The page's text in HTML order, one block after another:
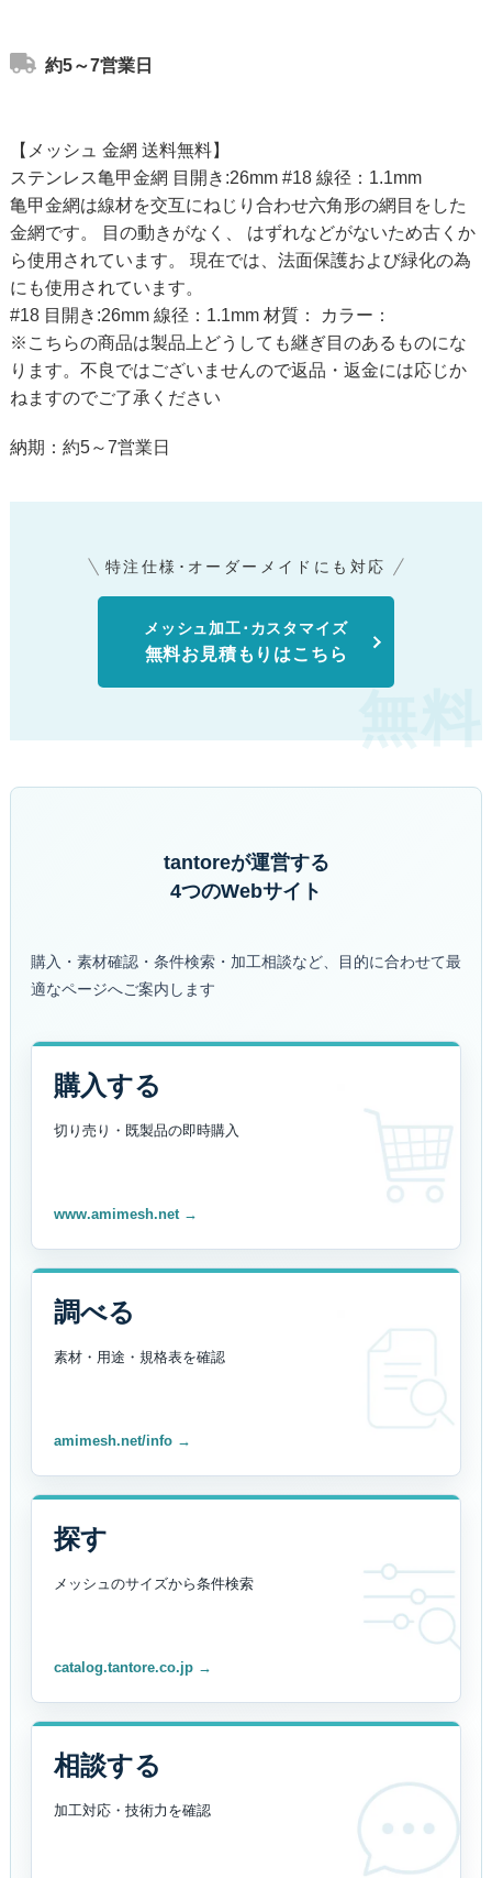
約5～7営業日
【メッシュ 金網 送料無料】
ステンレス亀甲金網 目開き:26mm #18 線径：1.1mm
亀甲金網は線材を交互にねじり合わせ六角形の網目をした
金網です。 目の動きがなく、 はずれなどがないため古くか
ら使用されています。 現在では、法面保護および緑化の為
にも使用されています。
#18 目開き:26mm 線径：1.1mm 材質： カラー：
※こちらの商品は製品上どうしても継ぎ目のあるものにな
ります。不良ではございませんので返品・返金には応じか
ねますのでご了承ください
納期：約5～7営業日
メッシュ加工･カスタマイズ
無料お見積もりはこちら
特注仕様･オーダーメイドにも対応
tantoreが運営する
4つのWebサイト
購入・素材確認・条件検索・加工相談など、目的に合わせて最
適なページへご案内します
購入する
切り売り・既製品の即時購入
www.amimesh.net →
調べる
素材・用途・規格表を確認
amimesh.net/info →
探す
メッシュのサイズから条件検索
catalog.tantore.co.jp →
相談する
加工対応・技術力を確認